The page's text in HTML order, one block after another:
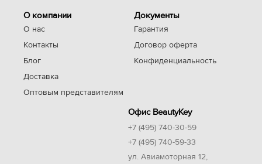
О компании
О нас
Контакты
Блог
Доставка
Оптовым представителям
Документы
Гарантия
Договор оферта
Конфиденциальность
Офис BeautyKey
+7 (495) 740-30-59
+7 (495) 740-59-33
ул. Авиамоторная 12,